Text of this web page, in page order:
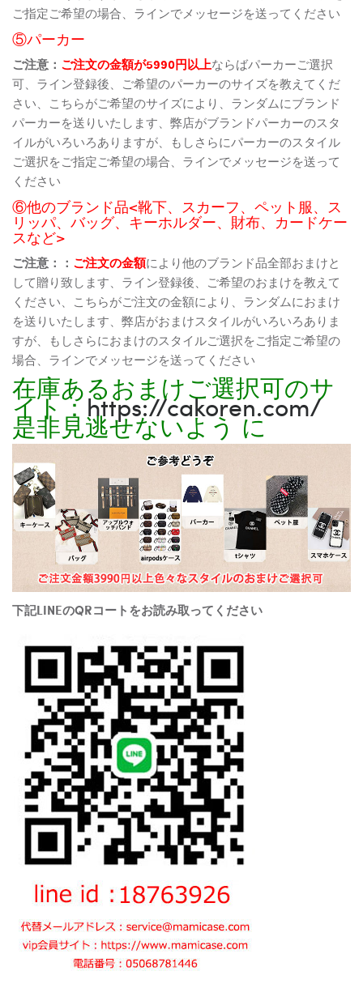
ご指定ご希望の場合、ラインでメッセージを送ってください
⑤パーカー
ご注意： ご注文の金額が5990円以上ならばパーカーご選択
可、ライン登録後、ご希望のパーカーのサイズを教えてくだ
さい、こちらがご希望のサイズにより、ランダムにブランド
パーカーを送りいたします、弊店がブランドパーカーのスタ
イルがいろいろありますが、もしさらにパーカーのスタイル
ご選択をご指定ご希望の場合、ラインでメッセージを送って
ください
⑥他のブランド品<靴下、スカーフ、ペット服、ス
リッパ、バッグ、キーホルダー、財布、カードケー
スなど>
ご注意：： ご注文の金額により他のブランド品全部おまけと
して贈り致します、ライン登録後、ご希望のおまけを教えて
ください、こちらがご注文の金額により、ランダムにおまけ
を送りいたします、弊店がおまけスタイルがいろいろありま
すが、もしさらにおまけのスタイルご選択をご指定ご希望の
場合、ラインでメッセージを送ってください
在庫あるおまけご選択可のサ
イト：https://cakoren.com/
是非見逃せないよう に
下記LINEのQRコートをお読み取ってください